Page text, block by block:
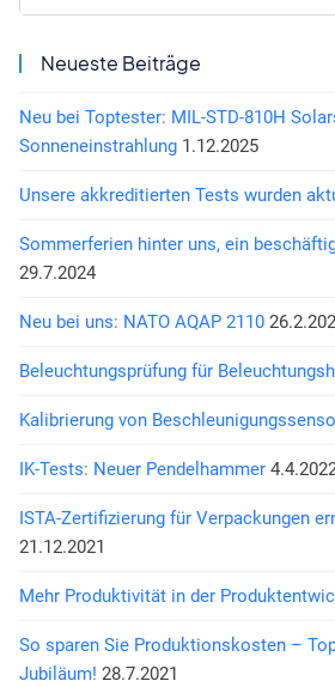
Neueste Beiträge
Neu bei Toptester: MIL-STD-810H
Sonneneinstrahlung 1.12.2025
Unsere akkreditierten Tests wurden
Sommerferien hinter uns, ein
29.7.2024
Neu bei uns: NATO AQAP 2110
Beleuchtungsprüfung für
Kalibrierung von
IK-Tests: Neuer Pendelhammer
ISTA-Zertifizierung für Verpackungen
21.12.2021
Mehr Produktivität in der
So sparen Sie Produktionskosten –
Jubiläum! 28.7.2021